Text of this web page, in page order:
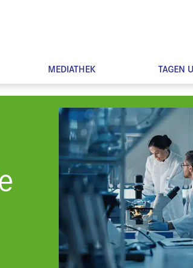
MEDIATHEK TAGEN